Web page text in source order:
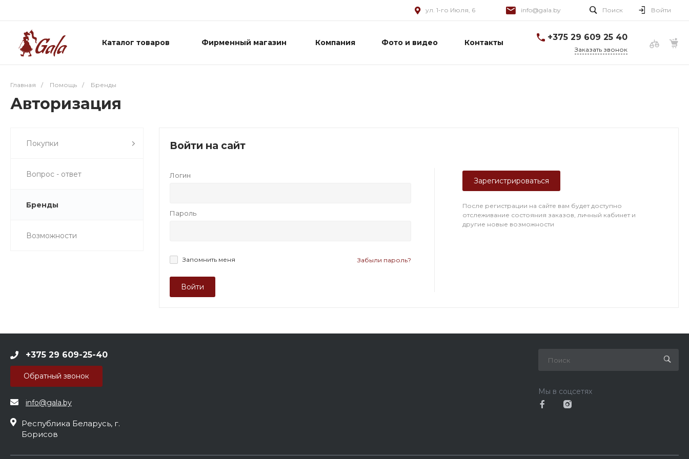
ул. 1-го Июля, 6 info@gala.by Поиск Войти
Каталог товаров Фирменный магазин Компания Фото и видео Контакты
+375 29 609 25 40
Заказать звонок
Главная / Помощь / Бренды
Авторизация
Покупки
Вопрос - ответ
Бренды
Возможности
Войти на сайт
Логин
Пароль
Запомнить меня Забыли пароль?
Зарегистрироваться
После регистрации на сайте вам будет доступно
отслеживание состояния заказов, личный кабинет и
другие новые возможности
+375 29 609-25-40
Обратный звонок
info@gala.by
Республика Беларусь, г.
Борисов
Мы в соцсетях